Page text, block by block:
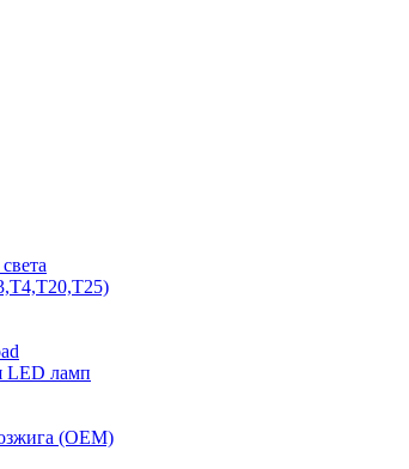
LED ламп
(OEM)